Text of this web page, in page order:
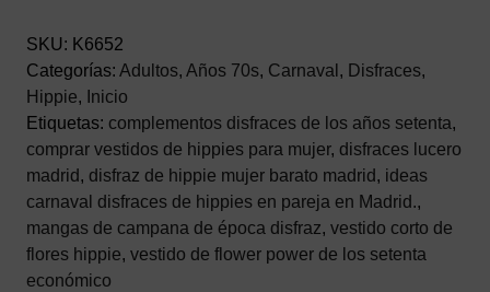
70
de
Flores
para
Adulto
–
Vestido
Corto
Psicodélico
con
SKU: K6652
Categorías: Adultos, Años 70s, Carnaval , Disfraces,
Hippie, Inicio
Etiquetas: complementos disfraces de los años setenta,
comprar vestidos de hippies para mujer, disfraces lucero
madrid , disfraz de hippie mujer barato madrid , ideas
carnaval disfraces de hippies en pareja en Madrid.,
mangas de campana de época disfraz, vestido corto de
flores hippie, vestido de flower power de los setenta
económico